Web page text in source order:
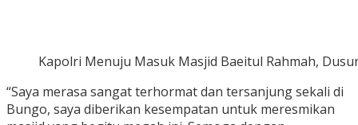
Kapolri Menuju Masuk Masjid Baeitul Rahmah,
“Saya merasa sangat terhormat dan tersanjung sekali di
Bungo, saya diberikan kesempatan untuk meresmikan